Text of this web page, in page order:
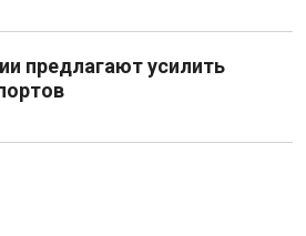
предлагают усилить